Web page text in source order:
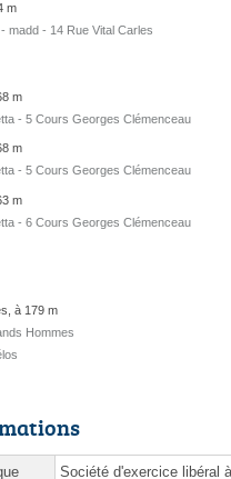
m
madd - 14 Rue Vital Carles
m
- 5 Cours Georges Clémenceau
m
- 5 Cours Georges Clémenceau
m
- 6 Cours Georges Clémenceau
à 179 m
Hommes
Société d'exercice libéral